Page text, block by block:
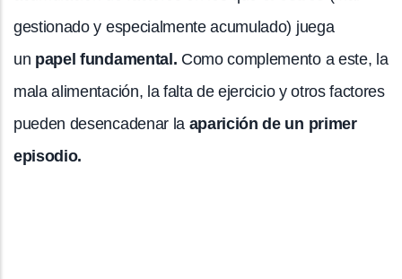
gestionado y especialmente acumulado) juega
un papel fundamental. Como complemento a este, la
mala alimentación, la falta de ejercicio y otros factores
pueden desencadenar la aparición de un primer
episodio.